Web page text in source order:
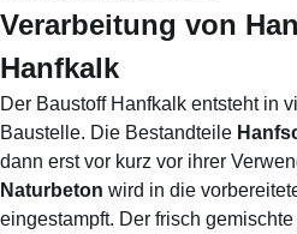
Verarbeitung von
Hanfkalk
Der Baustoff Hanfkalk entsteht in
Baustelle. Die Bestandteile
dann erst vor kurz vor ihrer
Naturbeton wird in die
eingestampft. Der frisch